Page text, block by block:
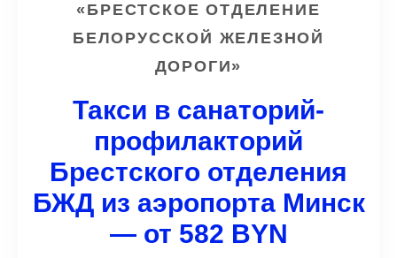
«БРЕСТСКОЕ ОТДЕЛЕНИЕ
БЕЛОРУССКОЙ ЖЕЛЕЗНОЙ
ДОРОГИ»
Такси в санаторий-
профилакторий
Брестского отделения
БЖД из аэропорта Минск
— от 582 BYN